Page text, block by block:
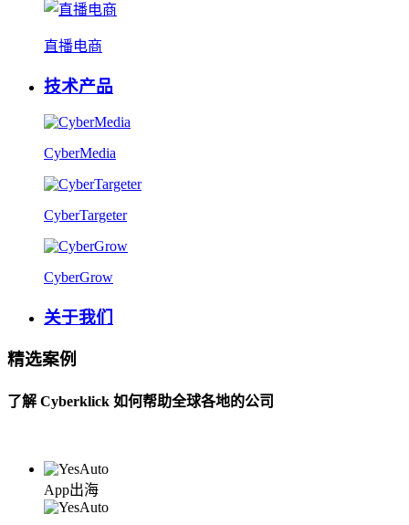
直播电商
技术产品
CyberMedia
CyberTargeter
CyberGrow
关于我们
精选案例
了解 Cyberklick 如何帮助全球各地的公司
App出海